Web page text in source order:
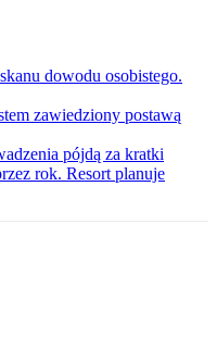
dowodu osobistego.
zawiedziony postawą
pójdą za kratki
rok. Resort planuje